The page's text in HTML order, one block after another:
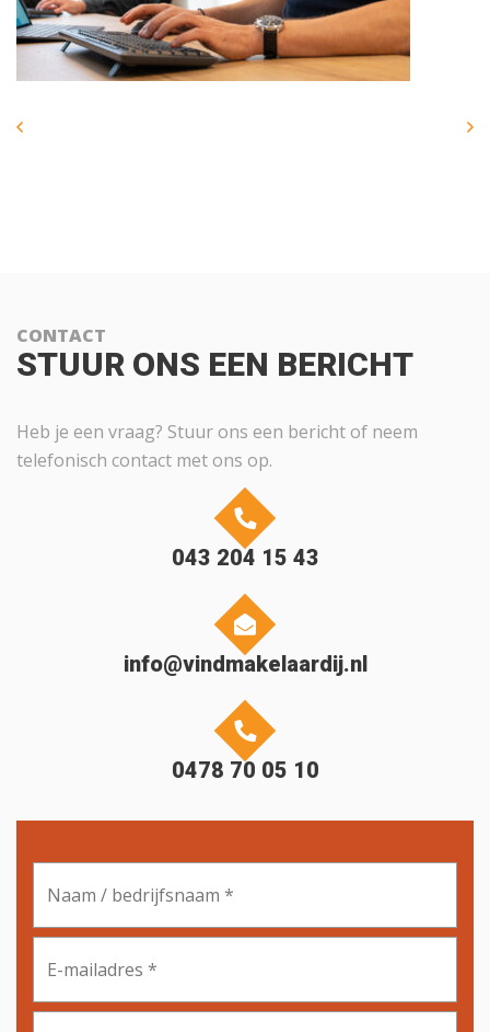
CONTACT
STUUR ONS EEN BERICHT
Heb je een vraag? Stuur ons een bericht of neem
telefonisch contact met ons op.
043 204 15 43
info@vindmakelaardij.nl
0478 70 05 10
bedrijfsnaam
*
mailadres *